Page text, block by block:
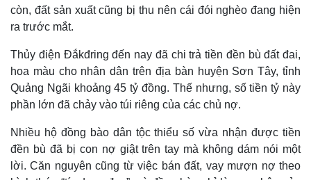
còn, đất sản xuất cũng bị thu nên cái đói nghèo đang hiện
ra trước mắt.
Thủy điện Đắkđring đến nay đã chi trả tiền đền bù đất đai,
hoa màu cho nhân dân trên địa bàn huyện Sơn Tây, tỉnh
Quảng Ngãi khoảng 45 tỷ đồng. Thế nhưng, số tiền tỷ này
phần lớn đã chảy vào túi riêng của các chủ nợ.
Nhiều hộ đồng bào dân tộc thiểu số vừa nhận được tiền
đền bù đã bị con nợ giật trên tay mà không dám nói một
lời. Căn nguyên cũng từ việc bán đất, vay mượn nợ theo